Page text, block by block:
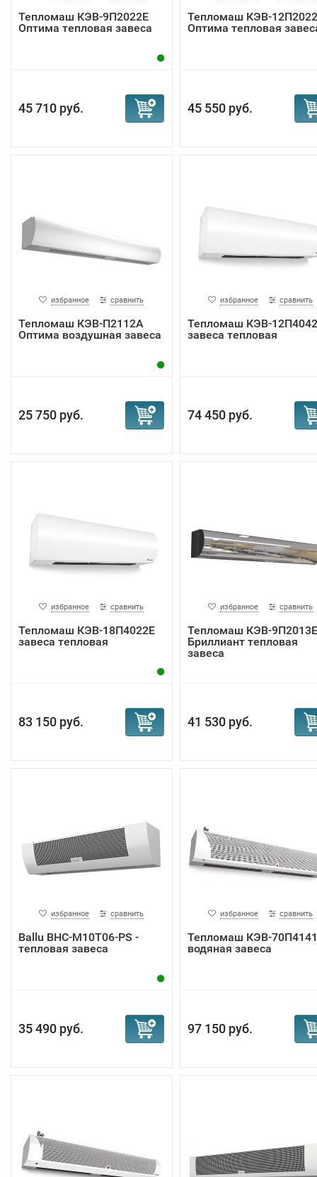
Тепломаш КЭВ-9П2022Е
Оптима тепловая завеса
45 710 руб.
Тепломаш КЭВ-
Оптима тепловая
45 550 руб.
избранное сравнить
Тепломаш КЭВ-П2112А
Оптима воздушная завеса
25 750 руб.
избранное сравнить
Тепломаш КЭВ-
завеса тепловая
74 450 руб.
избранное сравнить
Тепломаш КЭВ-18П4022Е
завеса тепловая
83 150 руб.
избранное сравнить
Тепломаш КЭВ-9П2013Е
Бриллиант тепловая
завеса
41 530 руб.
избранное сравнить
Ballu BHC-M10T06-PS -
тепловая завеса
35 490 руб.
избранное сравнить
Тепломаш КЭВ-
водяная завеса
97 150 руб.